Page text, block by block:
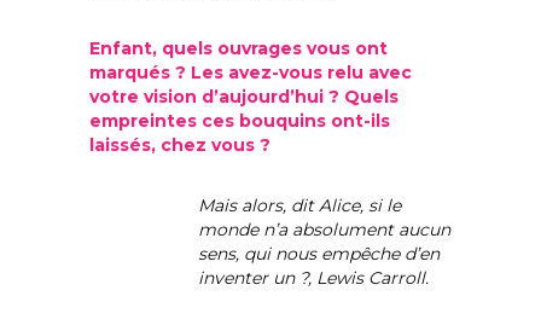
Enfant, quels ouvrages vous ont
marqués ? Les avez-vous relu avec
votre vision d’aujourd’hui ? Quels
empreintes ces bouquins ont-ils
laissés, chez vous ?
Mais alors, dit Alice, si le
monde n’a absolument aucun
sens, qui nous empêche d’en
inventer un ?, Lewis Carroll.